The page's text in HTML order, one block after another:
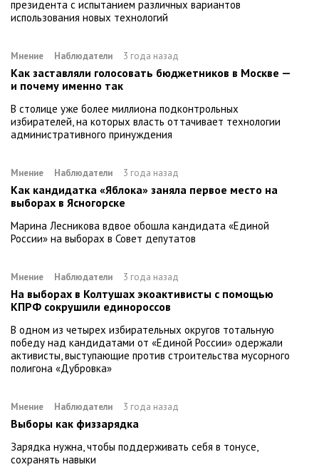
президента с испытанием различных вариантов
использования новых технологий
Мнение Наблюдатели 3 года назад
Как заставляли голосовать бюджетников в Москве —
и почему именно так
В столице уже более миллиона подконтрольных
избирателей, на которых власть оттачивает технологии
административного принуждения
Мнение Наблюдатели 3 года назад
Как кандидатка «Яблока» заняла первое место на
выборах в Ясногорске
Марина Лесникова вдвое обошла кандидата «Единой
России» на выборах в Совет депутатов
Мнение Наблюдатели 3 года назад
На выборах в Колтушах экоактивисты с помощью
КПРФ сокрушили единороссов
В одном из четырех избирательных округов тотальную
победу над кандидатами от «Единой России» одержали
активисты, выступающие против строительства мусорного
полигона «Дубровка»
Мнение Наблюдатели 3 года назад
Выборы как физзарядка
Зарядка нужна, чтобы поддерживать себя в тонусе,
сохранять навыки